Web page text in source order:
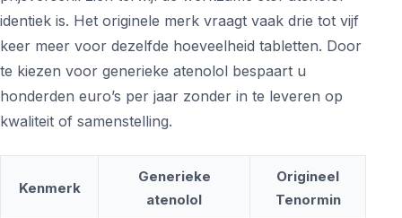
identiek is. Het originele merk vraagt vaak drie tot vijf
keer meer voor dezelfde hoeveelheid tabletten. Door
te kiezen voor generieke atenolol bespaart u
honderden euro’s per jaar zonder in te leveren op
kwaliteit of samenstelling.
Kenmerk
Generieke
atenolol
Origineel
Tenormin